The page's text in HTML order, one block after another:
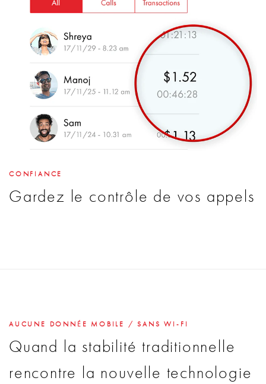
CONFIANCE
Gardez le contrôle de vos appels
AUCUNE DONNÉE MOBILE / SANS WI-FI
Quand la stabilité traditionnelle
rencontre la nouvelle technologie